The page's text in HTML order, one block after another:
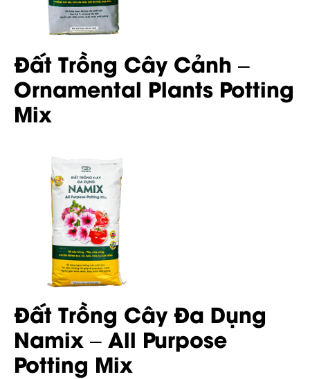
Đất Trồng Cây Cảnh –
Ornamental Plants Potting
Mix
Đất Trồng Cây Đa Dụng
Namix – All Purpose
Potting Mix